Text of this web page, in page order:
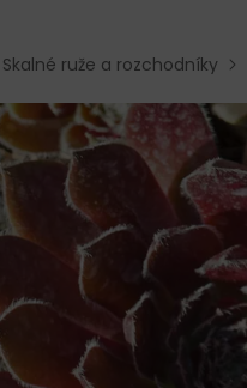
Skalné ruže a rozchodníky